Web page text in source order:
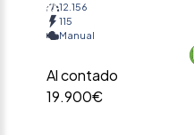
12.156
115
Manual
Al contado
19.900€